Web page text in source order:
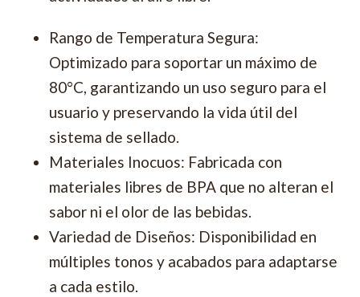
Rango de Temperatura Segura:
Optimizado para soportar un máximo de
80°C, garantizando un uso seguro para el
usuario y preservando la vida útil del
sistema de sellado.
Materiales Inocuos: Fabricada con
materiales libres de BPA que no alteran el
sabor ni el olor de las bebidas.
Variedad de Diseños: Disponibilidad en
múltiples tonos y acabados para adaptarse
a cada estilo.